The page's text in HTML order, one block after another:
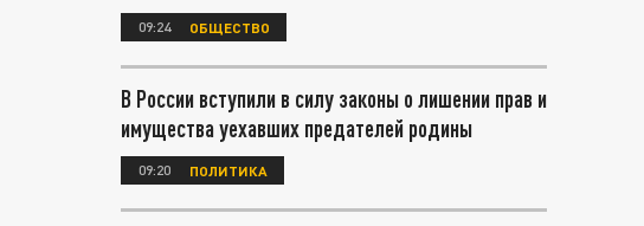
09:24 ОБЩЕСТВО
В России вступили в силу законы о лишении прав и
имущества уехавших предателей родины
09:20 ПОЛИТИКА